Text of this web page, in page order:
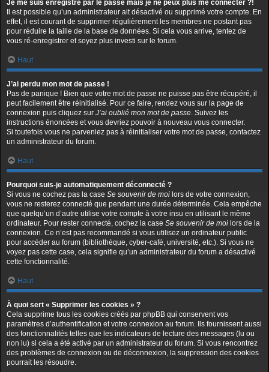
Je me suis enregistré par le passé mais je ne peux plus me connecter ?!
Il est possible qu’un administrateur ait désactivé ou supprimé votre compte. En
effet, il est courant de supprimer régulièrement les membres ne postant pas
pour réduire la taille de la base de données. Si cela vous arrive, tentez de
vous ré-enregistrer et soyez plus investi sur le forum.
Haut
J’ai perdu mon mot de passe !
Pas de panique ! Bien que votre mot de passe ne puisse pas être récupéré, il
peut facilement être réinitialisé. Pour ce faire, rendez vous sur la page de
connexion puis cliquez sur J’ai oublié mon mot de passe. Suivez les
instructions énoncées et vous devriez pouvoir à nouveau vous connecter.
Si toutefois vous ne parveniez pas à réinitialiser votre mot de passe, contactez
un administrateur du forum.
Haut
Pourquoi suis-je automatiquement déconnecté ?
Si vous ne cochez pas la case Se souvenir de moi lors de votre connexion,
vous ne resterez connecté que pendant une durée déterminée. Cela empêche
que quelqu’un d’autre utilise votre compte à votre insu en utilisant le même
ordinateur. Pour rester connecté, cochez la case Se souvenir de moi lors de la
connexion. Ce n’est pas recommandé si vous utilisez un ordinateur public
pour accéder au forum (bibliothèque, cyber-café, université, etc.). Si vous ne
voyez pas cette case, cela signifie qu’un administrateur du forum a désactivé
cette fonctionnalité.
Haut
À quoi sert « Supprimer les cookies » ?
Cela supprime tous les cookies créés par phpBB qui conservent vos
paramètres d’authentification et votre connexion au forum. Ils fournissent aussi
des fonctionnalités telles que les indicateurs de lecture des messages (lu ou
non lu) si cela a été activé par un administrateur du forum. Si vous rencontrez
des problèmes de connexion ou de déconnexion, la suppression des cookies
pourrait les résoudre.